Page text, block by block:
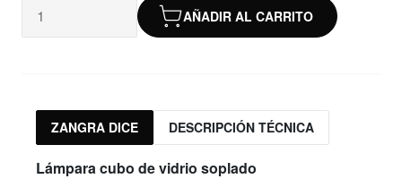
AÑADIR AL CARRITO
ZANGRA DICE DESCRIPCIÓN TÉCNICA
Lámpara cubo de vidrio soplado